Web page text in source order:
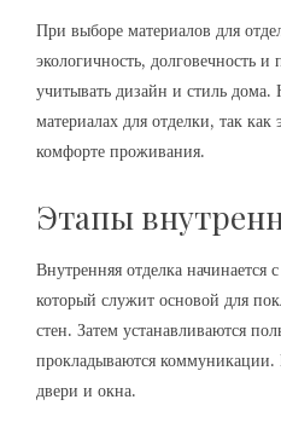
При выборе материалов для
экологичность, долговечность
учитывать дизайн и стиль дома.
материалах для отделки, так как
комфорте проживания.
Этапы
Внутренняя отделка начинается
который служит основой для
стен. Затем устанавливаются
прокладываются коммуникации.
двери и окна.